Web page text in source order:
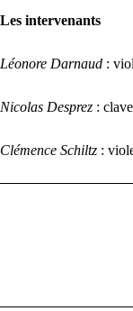
Les intervenants
Léonore Darnaud :
Nicolas Desprez :
Clémence Schiltz :